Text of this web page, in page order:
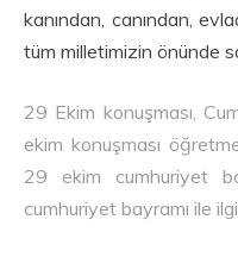
kanından, canından,
tüm milletimizin önünde
29 Ekim konuşması,
ekim konuşması
29 ekim cumhuriyet
cumhuriyet bayramı ile